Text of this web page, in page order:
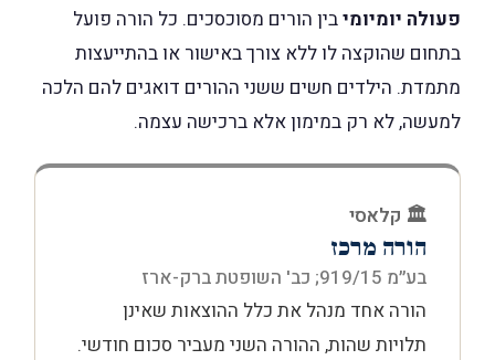
פעולה יומיומיבין הורים מסוכסכים. כל הורה פועל
בתחום שהוקצה לו ללא צורך באישור או בהתייעצות
מתמדת. הילדים חשים ששני ההורים דואגים להם הלכה
למעשה, לא רק במימון אלא ברכישה עצמה.
🏛️ קלאסי
הורה מרכז
בע״מ 919/15; כב' השופטת ברק-ארז
הורה אחד מנהל את כלל ההוצאות שאינן
תלויות שהות, ההורה השני מעביר סכום חודשי.